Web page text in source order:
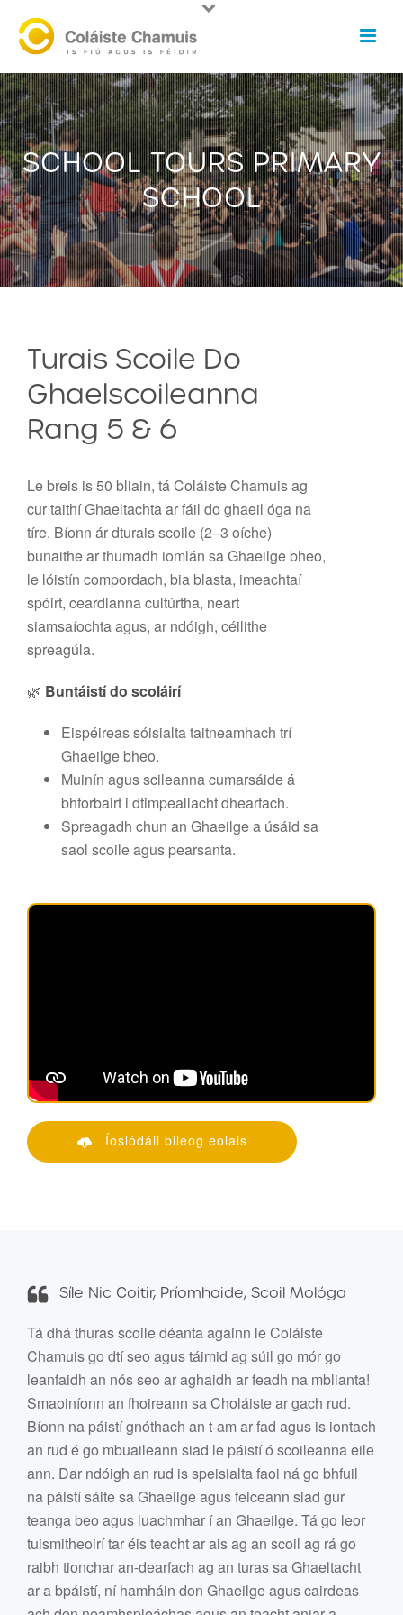
SCHOOL TOURS PRIMARY
SCHOOL
Turais Scoile Do
Ghaelscoileanna
Rang 5 & 6
Le breis is 50 bliain, tá Coláiste Chamuis ag
cur taithí Ghaeltachta ar fáil do ghaeil óga na
tíre. Bíonn ár dturais scoile (2–3 oíche)
bunaithe ar thumadh iomlán sa Ghaeilge bheo,
le lóistín compordach, bia blasta, imeachtaí
spóirt, ceardlanna cultúrtha, neart
siamsaíochta agus, ar ndóigh, céilithe
spreagúla.
🌿 Buntáistí do scoláirí
Eispéireas sóisialta taitneamhach trí
Ghaeilge bheo.
Muinín agus scileanna cumarsáide á
bhforbairt i dtimpeallacht dhearfach.
Spreagadh chun an Ghaeilge a úsáid sa
saol scoile agus pearsanta.
Íoslódáil bileog eolais
Síle Nic Coitir, Príomhoide, Scoil Mológa
Tá dhá thuras scoile déanta againn le Coláiste
Chamuis go dtí seo agus táimid ag súil go mór go
leanfaidh an nós seo ar aghaidh ar feadh na mblianta!
Smaoiníonn an fhoireann sa Choláiste ar gach rud.
Bíonn na páistí gnóthach an t-am ar fad agus is iontach
an rud é go mbuaileann siad le páistí ó scoileanna eile
ann. Dar ndóigh an rud is speisialta faoi ná go bhfuil
na páistí sáite sa Ghaeilge agus feiceann siad gur
teanga beo agus luachmhar í an Ghaeilge. Tá go leor
tuismitheoirí tar éis teacht ar ais ag an scoil ag rá go
raibh tionchar an-dearfach ag an turas sa Ghaeltacht
ar a bpáistí, ní hamháin don Ghaeilge agus cairdeas